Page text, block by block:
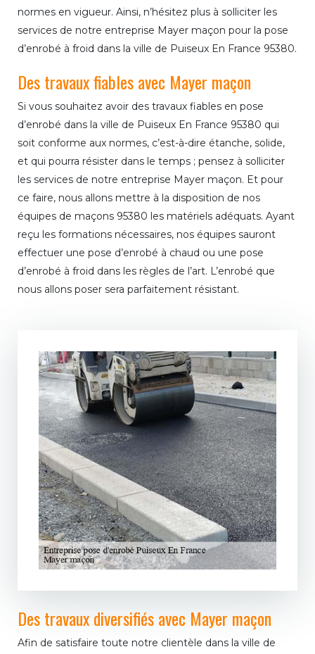
normes en vigueur. Ainsi, n’hésitez plus à solliciter les
services de notre entreprise Mayer maçon pour la pose
d’enrobé à froid dans la ville de Puiseux En France 95380.
Des travaux fiables avec Mayer maçon
Si vous souhaitez avoir des travaux fiables en pose
d’enrobé dans la ville de Puiseux En France 95380 qui
soit conforme aux normes, c’est-à-dire étanche, solide,
et qui pourra résister dans le temps ; pensez à solliciter
les services de notre entreprise Mayer maçon. Et pour
ce faire, nous allons mettre à la disposition de nos
équipes de maçons 95380 les matériels adéquats. Ayant
reçu les formations nécessaires, nos équipes sauront
effectuer une pose d’enrobé à chaud ou une pose
d’enrobé à froid dans les règles de l’art. L’enrobé que
nous allons poser sera parfaitement résistant.
Des travaux diversifiés avec Mayer maçon
Afin de satisfaire toute notre clientèle dans la ville de